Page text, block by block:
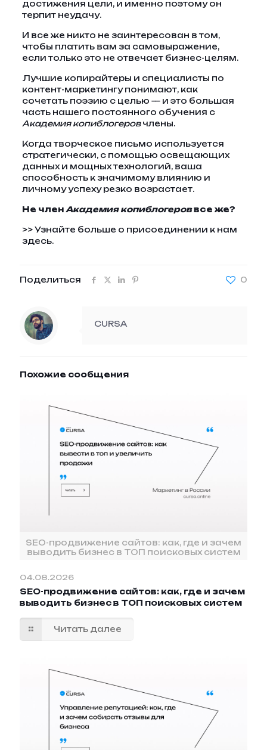
достижения цели, и именно поэтому он
терпит неудачу.
И все же никто не заинтересован в том,
чтобы платить вам за самовыражение,
если только это не отвечает бизнес-целям.
Лучшие копирайтеры и специалисты по
контент-маркетингу понимают, как
сочетать поэзию с целью — и это большая
часть нашего постоянного обучения с
Академия копиблогеровчлены.
Когда творческое письмо используется
стратегически, с помощью освещающих
данных и мощных технологий, ваша
способность к значимому влиянию и
личному успеху резко возрастает.
Не член Академия копиблогероввсе же?
>> Узнайте больше о присоединении к нам
здесь.
Поделиться 0
CURSA
Похожие сообщения
SEO-продвижение сайтов: как, где и зачем
выводить бизнес в ТОП поисковых систем
04.08.2026
SEO-продвижение сайтов: как, где и зачем
выводить бизнес в ТОП поисковых систем
Читать далее